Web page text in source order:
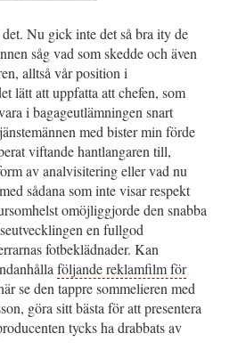
Nu gick inte det så bra ity de
såg vad som skedde och även
alltså vår position i
lätt att uppfatta att chefen, som
i bagageutlämningen snart
med bister min förde
viftande hantlangaren till,
av analvisitering eller vad nu
sådana som inte visar respekt
omöjliggjorde den snabba
en fullgod
fotbeklädnader. Kan
följande reklamfilm för
se den tappre sommelieren med
göra sitt bästa för att presentera
tycks ha drabbats av